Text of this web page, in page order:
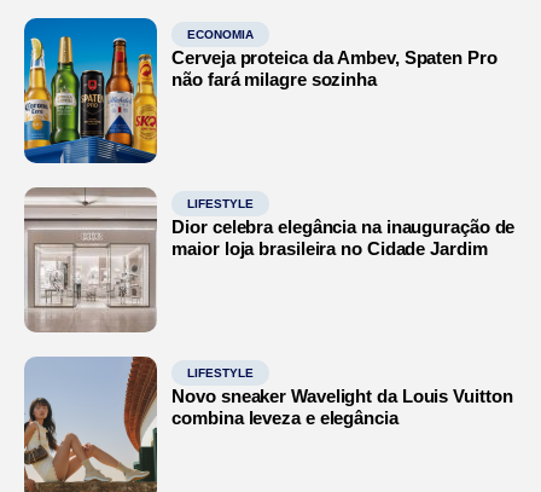
ECONOMIA
Cerveja proteica da Ambev, Spaten Pro
não fará milagre sozinha
LIFESTYLE
Dior celebra elegância na inauguração de
maior loja brasileira no Cidade Jardim
LIFESTYLE
Novo sneaker Wavelight da Louis Vuitton
combina leveza e elegância